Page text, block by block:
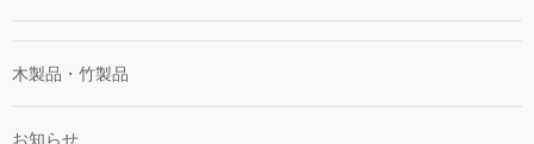
木製品・竹製品
お知らせ